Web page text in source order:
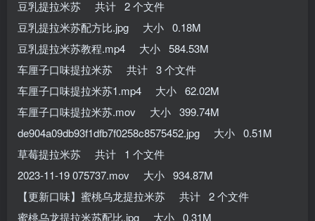
豆乳提拉米苏 共计 2 个文件
豆乳提拉米苏配方比.jpg 大小 0.18M
豆乳提拉米苏教程.mp4 大小 584.53M
车厘子口味提拉米苏 共计 3 个文件
车厘子口味提拉米苏1.mp4 大小 62.02M
车厘子口味提拉米苏.mov 大小 399.74M
de904a09db93f1dfb7f0258c8575452.jpg 大小 0.51M
草莓提拉米苏 共计 1 个文件
2023-11-19 075737.mov 大小 934.87M
【更新口味】蜜桃乌龙提拉米苏 共计 2 个文件
蜜桃乌龙提拉米苏配比.jpg 大小 0.31M